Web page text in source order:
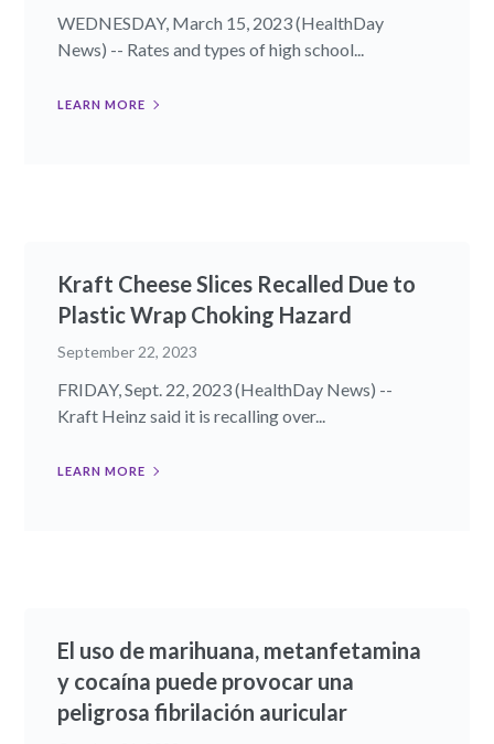
WEDNESDAY, March 15, 2023 (HealthDay
News) -- Rates and types of high school...
LEARN MORE
Kraft Cheese Slices Recalled Due to
Plastic Wrap Choking Hazard
September 22, 2023
FRIDAY, Sept. 22, 2023 (HealthDay News) --
Kraft Heinz said it is recalling over...
LEARN MORE
El uso de marihuana, metanfetamina
y cocaína puede provocar una
peligrosa fibrilación auricular